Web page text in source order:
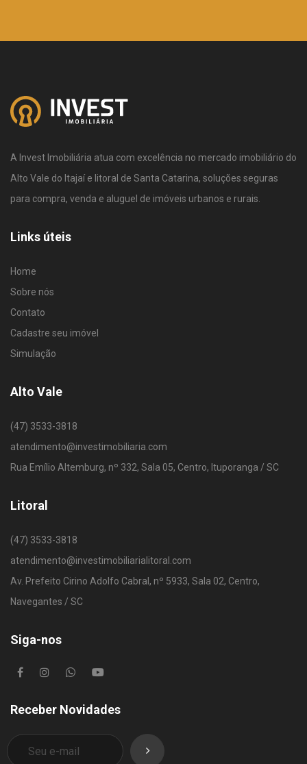
A Invest Imobiliária atua com excelência no mercado imobiliário do
Alto Vale do Itajaí e litoral de Santa Catarina, soluções seguras
para compra, venda e aluguel de imóveis urbanos e rurais.
Links úteis
Home
Sobre nós
Contato
Cadastre seu imóvel
Simulação
Alto Vale
(47) 3533-3818
atendimento@investimobiliaria.com
Rua Emílio Altemburg, nº 332, Sala 05, Centro, Ituporanga / SC
Litoral
(47) 3533-3818
atendimento@investimobiliarialitoral.com
Av. Prefeito Cirino Adolfo Cabral, nº 5933, Sala 02, Centro,
Navegantes / SC
Siga-nos
Receber Novidades